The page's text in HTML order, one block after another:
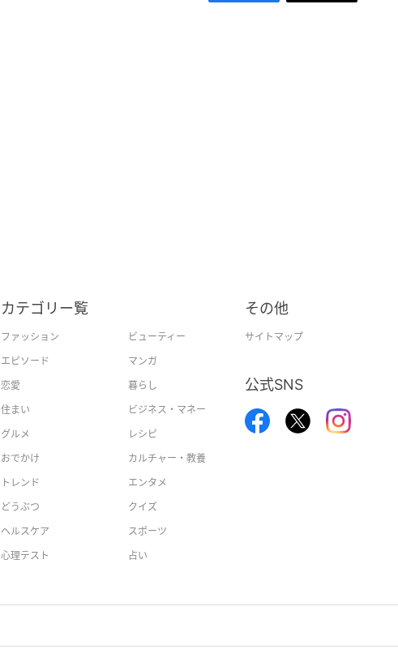
カテゴリー覧
ファッション
ビューティー
エピソード
マンガ
恋愛
暮らし
住まい
ビジネス・マネー
グルメ
レシピ
おでかけ
カルチャー・教養
トレンド
エンタメ
どうぶつ
クイズ
ヘルスケア
スポーツ
心理テスト
占い
その他
サイトマップ
公式SNS